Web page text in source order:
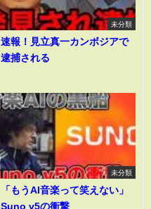
未分類
速報！見立真一カンボジアで
逮捕される
未分類
「もうAI音楽って笑えない」
Suno v5の衝撃